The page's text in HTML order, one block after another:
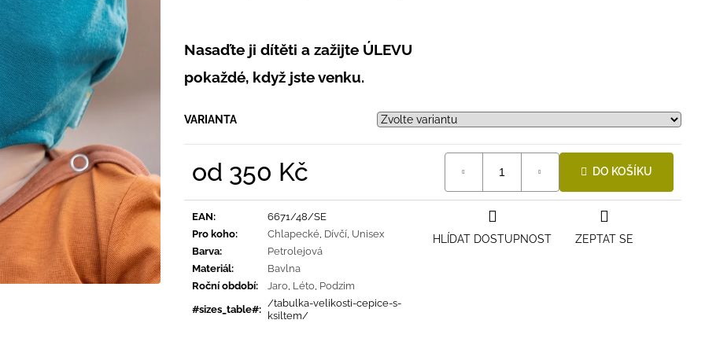
Nasaďte ji dítěti a zažijte ÚLEVU
pokaždé, když jste venku.
VARIANTA
od 350 Kč DO KOŠÍKU
EAN:
6671/48/SE
Pro koho: Chlapecké Dívčí Unisex
Barva:
Petrolejová
Materiál:
Bavlna
Roční období: Jaro Léto Podzim
#sizes_table#:
/tabulka-velikosti-cepice-s-
ksiltem/
ZEPTAT SE
HLÍDAT DOSTUPNOST
Kč